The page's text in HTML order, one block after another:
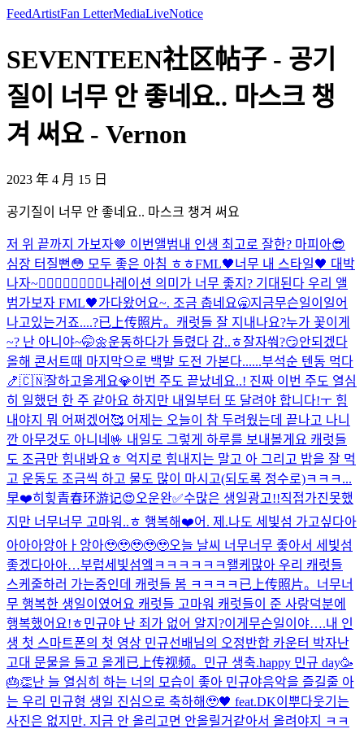
FeedArtistFan LetterMediaLiveNotice
SEVENTEEN社区帖子 - 공기
질이 너무 안 좋네요.. 마스크 챙
겨 써요 - Vernon
2023 年 4 月 15 日
공기질이 너무 안 좋네요.. 마스크 챙겨 써요
저 위 끝까지 가보자🤎 이번앨범내 인생 최고로 잘한? 마피아😎
심장 터질뻔😳 모두 좋은 아침 ㅎㅎFML🖤너무 내 스타일🖤 대박
나자~❤️‍🔥❤️‍🔥❤️‍🔥❤️‍🔥나레이션 의미가 너무 좋지? 기대된다 우리 앨
범가보자 FML🖤가다왔어요~. 조금 춥네요🥱지금무슨일이일어
나고있는거죠....?已上传照片。 캐럿들 잘 지내나요?누가 꽃이게
~? 난 아니야~🤭🌼운동하다가 들렸다 감..ㅎ잘자쒀?😏안되겠다
올해 콘서트때 마지막으로 백발 도전 가본다......부석순 텐동 먹다
🍤🇨🇳잘하고올게요💎이번 주도 끝났네요..! 진짜 이번 주도 열심
히 일했던 한 주 같아요 하지만 내일부터 또 달려야 합니다!ㅜ 힘
내야지 뭐 어쩌겠어🥰 어제는 오늘이 참 두려웠는데 끝나고 나니
깐 아무것도 아니네🤟 내일도 그렇게 하루를 보내볼게요 캐럿들
도 조금만 힘내봐요ㅎ 억지로 힘내지는 말고 아 그리고 밥을 잘 먹
고 운동도 조금씩 하고 물도 많이 마시고(되도록 정수로)ㅋㅋㅋ...
早❤️히힣青春环游记😍오운완✅수많은 생일광고!!직접가진못했
지만 너무너무 고마워..ㅎ 행복해❤️어. 제.나도 세빛섬 가고싶다아
아아아앙아ㅏ앙아🥹🥹🥹🥹🥹오늘 날씨 너무너무 좋아서 세빛섬
좋겠다아아…부럽세빛섬엨ㅋㅋㅋㅋㅋㅋ왤케많아 우리 캐럿들
스케줄하러 가는중인데 캐럿들 봄 ㅋㅋㅋㅋ 已上传照片。 너무너
무 행복한 생일이였어요 캐럿들 고마워 캐럿들이 준 사랑덕분에
행복했어요!ㅎ민규야 난 죄가 없어 알지?이게무슨일이야….내 인
생 첫 스마트폰의 첫 영상 민규선배님의 오정반합 카운터 박자난
고대 문물을 들고 올게 已上传视频。 민규 생축.happy 민규 day🥳
🎂👏난 늘 열심히 하는 너의 모습이 좋아 민규야음악을 즐길줄 아
는 우리 민규형 생일 진심으로 축하해🥹🖤 feat.DK이뿌다웃기는
사진은 없지만. 지금 안 올리고면 안올릴거같아서 올려야지 ㅋㅋ